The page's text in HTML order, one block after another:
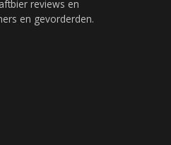
reviews en
en gevorderden.